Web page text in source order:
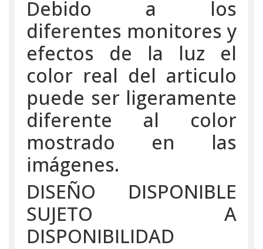
Debido a los
diferentes monitores y
efectos de la luz el
color real del articulo
puede ser ligeramente
diferente al color
mostrado en las
imágenes.
DISEÑO DISPONIBLE
SUJETO A
DISPONIBILIDAD